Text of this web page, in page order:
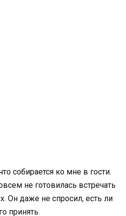
собирается ко мне в гости.
не готовилась встречать
Он даже не спросил, есть ли
принять.